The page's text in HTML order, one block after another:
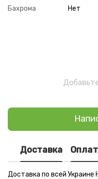
Бахрома Нет
Доставка
Доставка по всей Украине